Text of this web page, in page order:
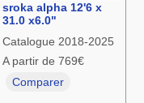
sroka alpha 12'6 x
31.0 x6.0"
Catalogue 2018-2025
A partir de 769€
Comparer